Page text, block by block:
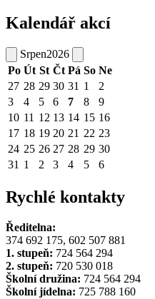
Kalendář akcí
Srpen2026
Po Út St Čt Pá So Ne
27 28 29 30 31 1
2
3
4 5 6 7 8
9
10 11 12 13 14 15 16
17 18 19 20 21 22 23
24 25 26 27 28 29 30
31 1 2 3 4 5 6
Rychlé kontakty
Ředitelna:
374 692 175, 602 507 881
1. stupeň: 724 564 294
2. stupeň: 720 530 018
Školní družina: 724 564 294
Školní jídelna: 725 788 160